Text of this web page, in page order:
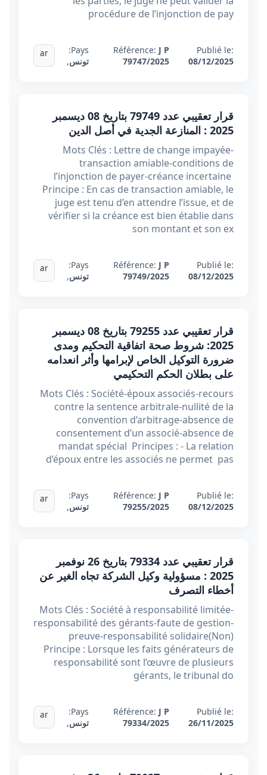
procédure de l’injonction de pay
Publié le:
08/12/2025
Référence: J P
79747/2025
Pays:
تونس,
ar
قرار تعقيبي عدد 79749 بتاريخ 08 ديسمبر
2025 : المنازعة الجدية في أصل الدين
Mots Clés : Lettre de change impayée-
transaction amiable-conditions de
l’injonction de payer-créance incertaine
Principe : En cas de transaction amiable, le
juge est tenu d’en attendre l’issue, et de
vérifier si la créance est bien établie dans
son montant et son ex
Publié le:
08/12/2025
Référence: J P
79749/2025
Pays:
تونس,
ar
قرار تعقيبي عدد 79255 بتاريخ 08 ديسمبر
2025: شروط صحة اتفاقية التحكيم ومدى
ضرورة التوكيل الخاص لإبرامها وأثر انعدامه
على بطلان الحكم التحكيمي
Mots Clés : Société-époux associés-recours
contre la sentence arbitrale-nullité de la
convention d’arbitrage-absence de
consentement d’un associé-absence de
mandat spécial Principes : - La relation
d’époux entre les associés ne permet pas
Publié le:
08/12/2025
Référence: J P
79255/2025
Pays:
تونس,
ar
قرار تعقيبي عدد 79334 بتاريخ 26 نوفمبر
2025 : مسؤولية وكيل الشركة تجاه الغير عن
أخطاء التصرف
Mots Clés : Société à responsabilité limitée-
responsabilité des gérants-faute de gestion-
preuve-responsabilité solidaire(Non)
Principe : Lorsque les faits générateurs de
responsabilité sont l’œuvre de plusieurs
gérants, le tribunal do
Publié le:
26/11/2025
Référence: J P
79334/2025
Pays:
تونس,
ar